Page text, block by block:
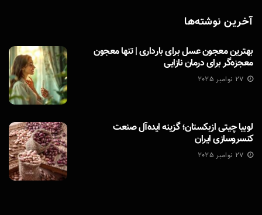
آخرین نوشته‌ها
بهترین معجون عسل برای بارداری | تنها معجون
معجزه‌گر برای درمان نازایی
27 نوامبر 2025
لوبیا چیتی ازبکستان؛ گزینه ایده‌آل صنعت
کنسروسازی ایران
27 نوامبر 2025